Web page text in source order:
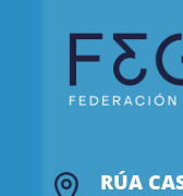
RÚA